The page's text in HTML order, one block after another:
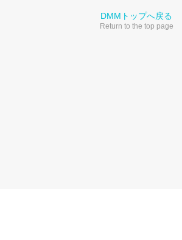
DMMトップへ戻る
Return to the top page